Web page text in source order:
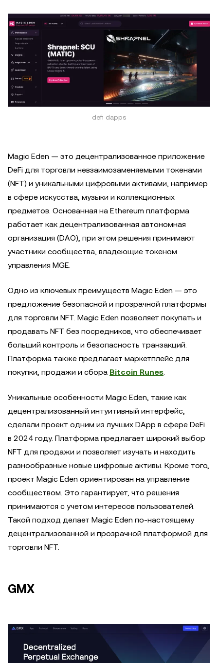
defi dapps
Magic Eden — это децентрализованное приложение
DeFi для торговли невзаимозаменяемыми токенами
(NFT) и уникальными цифровыми активами, например
в сфере искусства, музыки и коллекционных
предметов. Основанная на Ethereum платформа
работает как децентрализованная автономная
организация (DAO), при этом решения принимают
участники сообщества, владеющие токеном
управления MGE.
Одно из ключевых преимуществ Magic Eden — это
предложение безопасной и прозрачной платформы
для торговли NFT. Magic Eden позволяет покупать и
продавать NFT без посредников, что обеспечивает
больший контроль и безопасность транзакций.
Платформа также предлагает маркетплейс для
покупки, продажи и сбора Bitcoin Runes.
Уникальные особенности Magic Eden, такие как
децентрализованный интуитивный интерфейс,
сделали проект одним из лучших DApp в сфере DeFi
в 2024 году. Платформа предлагает широкий выбор
NFT для продажи и позволяет изучать и находить
разнообразные новые цифровые активы. Кроме того,
проект Magic Eden ориентирован на управление
сообществом. Это гарантирует, что решения
принимаются с учетом интересов пользователей.
Такой подход делает Magic Eden по-настоящему
децентрализованной и прозрачной платформой для
торговли NFT.
GMX